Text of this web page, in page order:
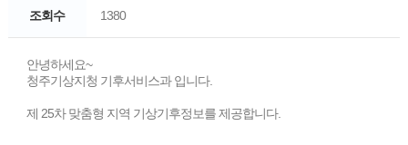
조회수 1380
안녕하세요~
청주기상지청 기후서비스과 입니다.
제 25차 맞춤형 지역 기상기후정보를 제공합니다.